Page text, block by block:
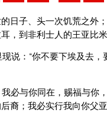
日子、头一次饥荒之外
，到非利士人的王亚比米
说：“你不要下埃及去，
必与你同在，赐福与你
裔；我必实行我向你父